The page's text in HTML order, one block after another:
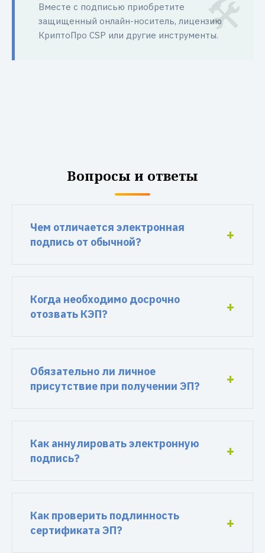
Вместе с подписью приобретите
защищенный онлайн-носитель, лицензию
КриптоПро CSP или другие инструменты.
Вопросы и ответы
Чем отличается электронная
подпись от обычной?
Когда необходимо досрочно
отозвать КЭП?
Обязательно ли личное
присутствие при получении ЭП?
Как аннулировать электронную
подпись?
Как проверить подлинность
сертификата ЭП?